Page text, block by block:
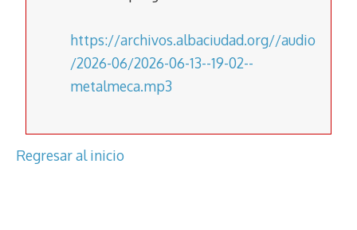
https://archivos.albaciudad.org//audio
/2026-06/2026-06-13--19-02--
metalmeca.mp3
Regresar al inicio